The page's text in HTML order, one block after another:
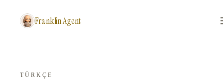
Franklin Agent
TÜRKÇE